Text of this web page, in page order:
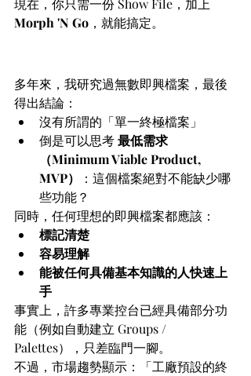
現在，你只需一份 Show File，加上
Morph 'N Go ，就能搞定。
多年來，我研究過無數即興檔案，最後
得出結論：
沒有所謂的「單一終極檔案」
倒是可以思考 最低需求
（Minimum Viable Product,
MVP）
：這個檔案絕對不能缺少哪
些功能？
同時，任何理想的即興檔案都應該：
標記清楚
容易理解
能被任何具備基本知識的人快速上
手
事實上，許多專業控台已經具備部分功
能（例如自動建立 Groups /
Palettes），只差臨門一腳。
不過，市場趨勢顯示：「工廠預設的終